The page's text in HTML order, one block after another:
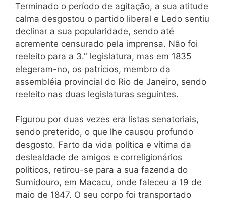
Terminado o período de agitação, a sua atitude
calma desgostou o partido liberal e Ledo sentiu
declinar a sua popularidade, sendo até
acremente censurado pela imprensa. Não foi
reeleito para a 3." legislatura, mas em 1835
elegeram-no, os patrícios, membro da
assembléia provincial do Rio de Janeiro, sendo
reeleito nas duas legislaturas seguintes.
Figurou por duas vezes era listas senatoriais,
sendo preterido, o que lhe causou profundo
desgosto. Farto da vida política e vítima da
deslealdade de amigos e correligionários
políticos, retirou-se para a sua fazenda do
Sumidouro, em Macacu, onde faleceu a 19 de
maio de 1847. O seu corpo foi transportado